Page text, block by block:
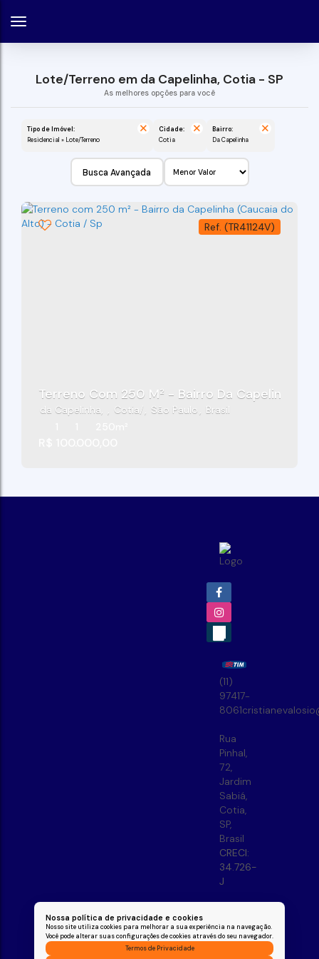
Nossa política de privacidade e cookies
Nosso site utiliza cookies para melhorar a sua experiência na navegação.
Você pode alterar suas configurações de cookies através do seu navegador.
Termos de Privacidade
Lote/Terreno em da Capelinha, Cotia - SP
Tipo de Imóvel:
Residencial » Lote/Terreno
Cidade:
Cotia
Bairro:
da Capelinha
Busca Avançada
(TR41124V)
Terreno Com 250 M² - Bairro Da Capelinha
da Capelinha Cotia São Paulo
Brasil
(11)
97417-
8061
Rua
Pinhal,
72,
Jardim
Sabiá,
Cotia,
SP,
Brasil
CRECI:
34.726-
J